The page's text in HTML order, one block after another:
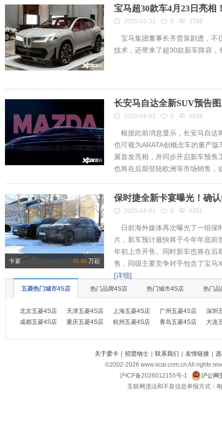
宝马超30款车4月23日亮
2025-03-31 0 3789
宝马集团董事长齐普策剧透，不
技术，还带来了超30款新车阵容
长安马自达全新SUV预告
2025-04-01 0 4829
根据此前消息显示，长安马自达
也可视为ARATA创概念车的量产
展首发亮相，并同步开启新车预售
也将在后期登陆欧洲等市场销售，
卡宴 91.80万起
保时捷全新卡宴曝光！确
2025-04-01 0 4201
日前海外媒体再次曝光了一组保
片，新车预计最快将于今年年底
年初上市开售。同时新车也将在后
售，同级主要竞争对手包含了宝马
[详细]
五菱热门城市4S店 热门品牌4S店 热门城市4S店 热门
北京五菱4S店 天津五菱4S店 上海五菱4S店 广州五菱4S店
深圳
成都五菱4S店
重庆五菱4S店 杭州五菱4S店 青岛五菱4S店 大连
关于爱卡 | 招贤纳士 | 联系我们 | 友情链接 |
©2002-2026 www.xcar.com.cn All rights
沪ICP备2026012155号-1
沪公网
互联网违法和不良信息举报方式：